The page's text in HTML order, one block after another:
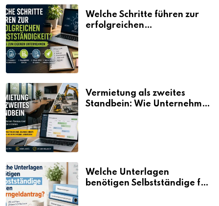
Welche Schritte führen zur
erfolgreichen
Vermietung als zweites
Standbein: Wie Unternehmen
Welche Unterlagen
benötigen Selbstständige für